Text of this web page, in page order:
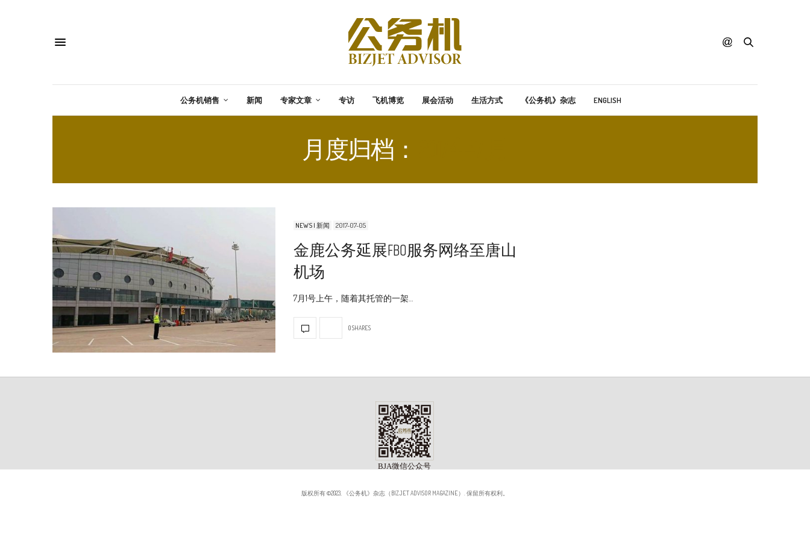
公务机销售 新闻 专家文章 专访 飞机博览 展会活动 生活方式 《公务机》杂志 ENGLISH
月度归档：
NEWS | 新闻 2017-07-05
金鹿公务延展FBO服务网络至唐山
机场
7月1号上午，随着其托管的一架…
0 SHARES
版权所有 ©2023, 《公务机》杂志（BIZJET ADVISOR MAGAZINE）. 保留所有权利。